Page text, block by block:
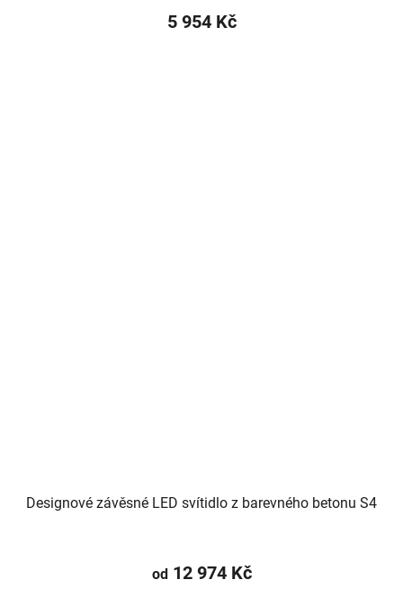
5 954 Kč
Designové závěsné LED svítidlo z barevného betonu S4
od12 974 Kč